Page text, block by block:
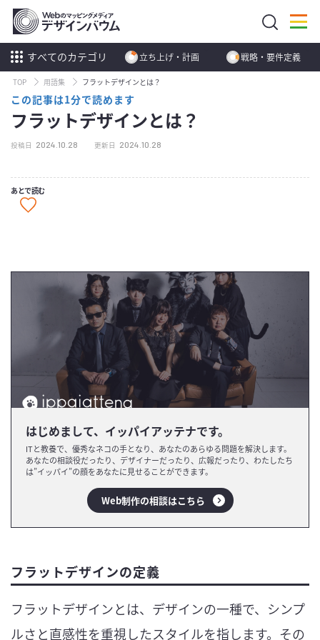
すべてのカテゴリ 立ち上げ・計画 戦略・要件定義
TOP 用語集 フラットデザインとは？
この記事は1分で読めます
フラットデザインとは？
投稿日 2024.10.28 更新日 2024.10.28
あとで読む
はじめまして、イッパイアッテナです。
ITと教養で、優秀なネコの手となり、あなたのあらゆる問題を解決します。
あなたの相談役だったり、デザイナーだったり、広報だったり、わたしたち
は”イッパイ”の顔をあなたに見せることができます。
Web制作の相談はこちら
フラットデザインの定義
フラットデザインとは、デザインの一種で、シンプ
ルさと直感性を重視したスタイルを指します。その